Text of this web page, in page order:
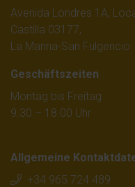
Avenida Londres 1A,
Castilla 03177,
La Marina-San Fulgencio
Geschäftszeiten
Montag bis Freitag
9.30 – 18.00 Uhr
Allgemeine
+34 965 724 489